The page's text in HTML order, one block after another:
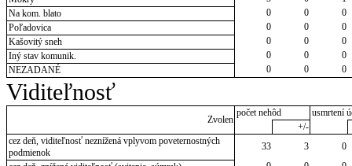
Na kom. blato
0 0
0
Poľadovica
0 0
0
Kašovitý sneh
0 0
0
Iný stav komunik.
0 0
0
NEZADANÉ
0 0 0
Viditeľnosť
Zvolen
počet nehôd
usmrtení
+/-
cez deň, viditeľnosť neznížená vplyvom poveternostných
podmienok
33 3
0